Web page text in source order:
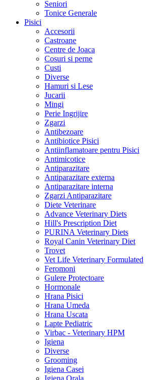
Seniori
Tonice Generale
Pisici
Accesorii
Castroane
Centre de Joaca
Cosuri si perne
Custi
Diverse
Hamuri si Lese
Jucarii
Mingi
Perie Ingrijire
Zgarzi
Antibezoare
Antibiotice Pisici
Antiinflamatoare pentru Pisici
Antimicotice
Antiparazitare
Antiparazitare externa
Antiparazitare interna
Zgarzi Antiparazitare
Diete Veterinare
Advance Veterinary Diets
Hill's Prescription Diet
PURINA Veterinary Diets
Royal Canin Veterinary Diet
Trovet
Vet Life Veterinary Formulated
Feromoni
Gulere Protectoare
Hormonale
Hrana Pisici
Hrana Umeda
Hrana Uscata
Lapte Pediatric
Virbac - Veterinary HPM
Igiena
Diverse
Grooming
Igiena Casei
Igiena Orala